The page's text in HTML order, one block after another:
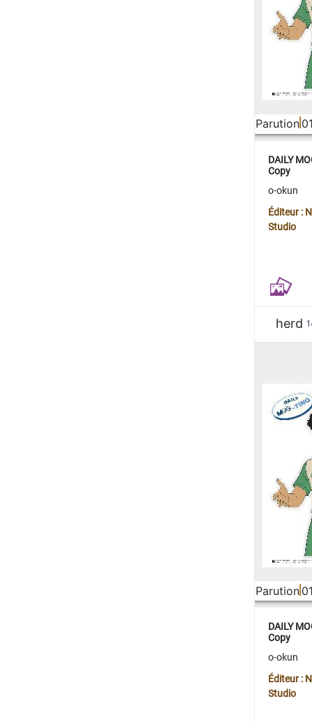
Parution
DAILY
Copy
o-okun
Éditeur :
Studio
herd
Parution
DAILY
Copy
o-okun
Éditeur :
Studio